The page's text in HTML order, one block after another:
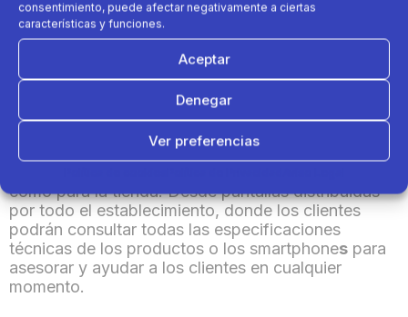
consentimiento, puede afectar negativamente a ciertas
características y funciones.
Aceptar
Denegar
Ver preferencias
postventa, taller exprés de ciclismo, servicio de
personalización y 2.000 plazas de parking del
También dispone el servicio de
1 horaen tienda oClic and Carpara que los
clientes puedan recoger sus pedidos sin necesidad
de entrar al establecimiento, además de contar con
como para la tienda. Desde pantallas distribuidas
por todo el establecimiento, donde los clientes
podrán consultar todas las especificaciones
técnicas de los productos o los smartphones para
asesorar y ayudar a los clientes en cualquier
momento.